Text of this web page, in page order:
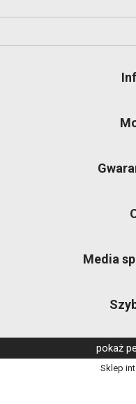
Media
pokaż
Sklep